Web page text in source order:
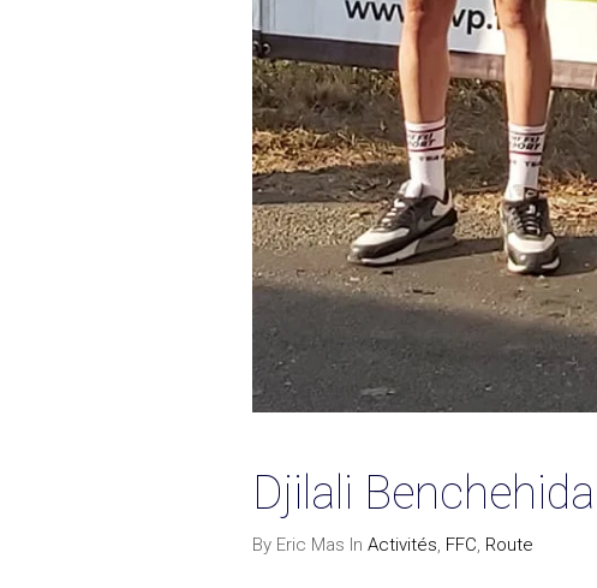
Djilali
By Eric Mas In Activités, FFC, Route